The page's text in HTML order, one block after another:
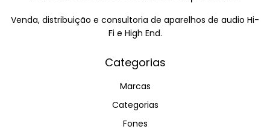
Venda, distribuição e consultoria de aparelhos de audio Hi-
Fi e High End.
Categorias
Marcas
Categorias
Fones